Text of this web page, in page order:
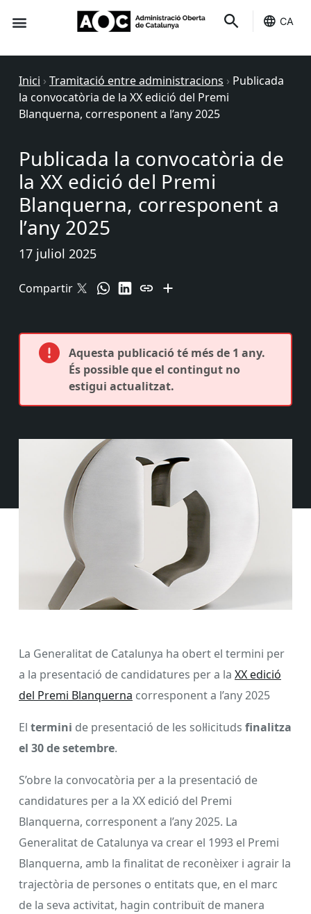
CA
Inici › Tramitació entre administracions › Publicada
la convocatòria de la XX edició del Premi
Blanquerna, corresponent a l’any 2025
Publicada la convocatòria de
la XX edició del Premi
Blanquerna, corresponent a
l’any 2025
17 juliol 2025
Compartir
Aquesta publicació té més de 1 any.
És possible que el contingut no
estigui actualitzat.
La Generalitat de Catalunya ha obert el termini per
a la presentació de candidatures per a la XX edició
del Premi Blanquerna corresponent a l’any 2025
El termini de presentació de les sol·licituds finalitza
el 30 de setembre.
S’obre la convocatòria per a la presentació de
candidatures per a la XX edició del Premi
Blanquerna, corresponent a l’any 2025. La
Generalitat de Catalunya va crear el 1993 el Premi
Blanquerna, amb la finalitat de reconèixer i agrair la
trajectòria de persones o entitats que, en el marc
de la seva activitat, hagin contribuït de manera